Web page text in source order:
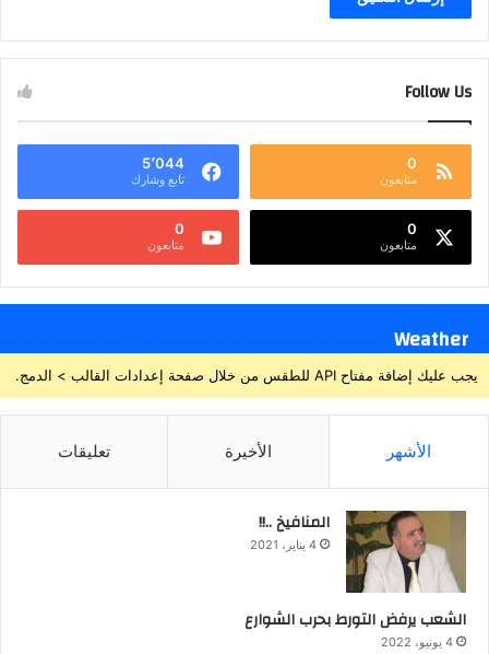
Follow Us
0
متابعون
5٬044
تابع وشارك
0
متابعون
0
متابعون
Weather
يجب عليك إضافة مفتاح API للطقس من خلال صفحة إعدادات القالب > الدمج.
الأشهر الأخيرة تعليقات
المنافيخ ..!!
4 يناير، 2021
الشعب يرفض التورط بحرب الشوارع
4 يونيو، 2022